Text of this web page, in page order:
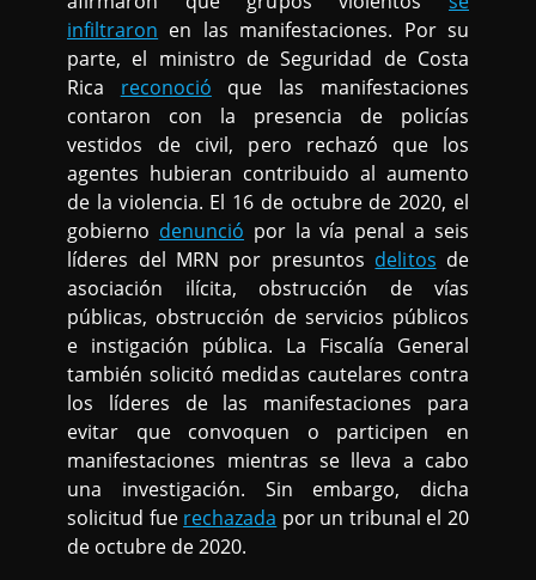
infiltraron en las manifestaciones. Por su
parte, el ministro de Seguridad de Costa
Rica reconoció que las manifestaciones
contaron con la presencia de policías
vestidos de civil, pero rechazó que los
agentes hubieran contribuido al aumento
de la violencia. El 16 de octubre de 2020, el
gobierno denunció por la vía penal a seis
líderes del MRN por presuntos delitos de
asociación ilícita, obstrucción de vías
públicas, obstrucción de servicios públicos
e instigación pública. La Fiscalía General
también solicitó medidas cautelares contra
los líderes de las manifestaciones para
evitar que convoquen o participen en
manifestaciones mientras se lleva a cabo
una investigación. Sin embargo, dicha
solicitud fue rechazada por un tribunal el 20
de octubre de 2020.